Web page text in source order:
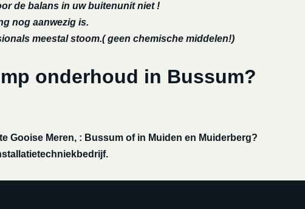
de balans in uw buitenunit niet !
nog aanwezig is.
meestal stoom.( geen chemische middelen!)
onderhoud in Bussum?
Gooise Meren, : Bussum of in Muiden en Muiderberg?